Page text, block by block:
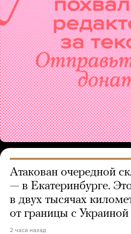
Атакован очередной
— в Екатеринбурге.
в двух тысячах
от границы с Украиной
2 часа назад